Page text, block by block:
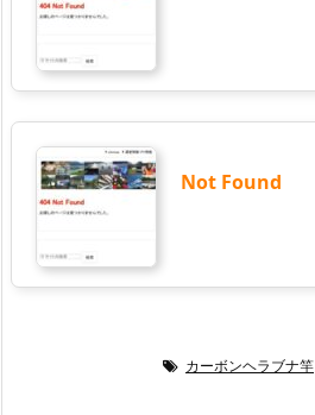
Not Found
カーボンヘラブナ竿